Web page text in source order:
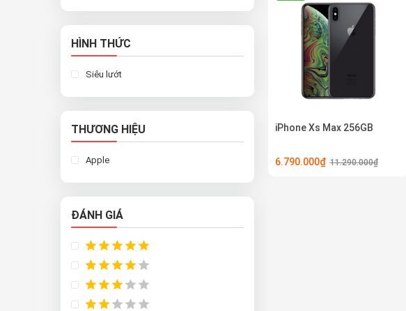
HÌNH THỨC
Siêu lướt
THƯƠNG HIỆU
Apple
ĐÁNH GIÁ
iPhone Xs Max 256GB
6.790.000₫11.290.000₫